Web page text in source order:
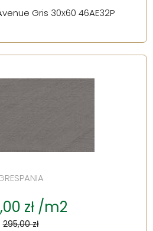
Gris 30x60 46AE32P
zł /m2
295,00 zł